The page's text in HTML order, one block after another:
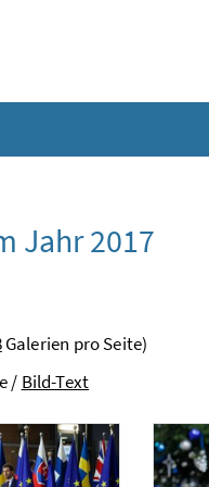
Jahr 2017
Galerien pro Seite)
/ Bild-Text